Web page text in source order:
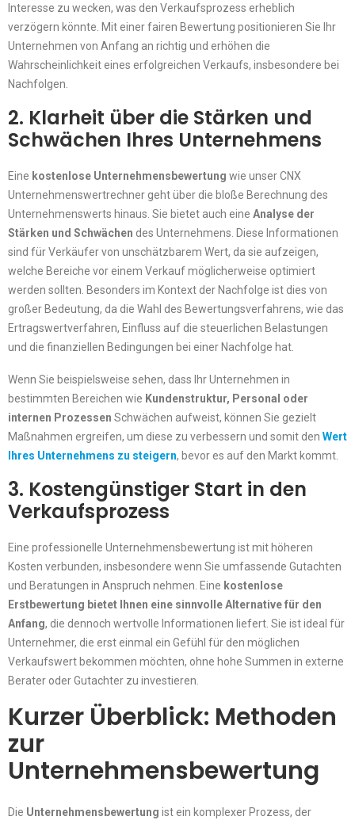
Interesse zu wecken, was den Verkaufsprozess erheblich
verzögern könnte. Mit einer fairen Bewertung positionieren Sie Ihr
Unternehmen von Anfang an richtig und erhöhen die
Wahrscheinlichkeit eines erfolgreichen Verkaufs, insbesondere bei
Nachfolgen.
2. Klarheit über die Stärken und
Schwächen Ihres Unternehmens
Eine kostenlose Unternehmensbewertung wie unser CNX
Unternehmenswertrechner geht über die bloße Berechnung des
Unternehmenswerts hinaus. Sie bietet auch eine Analyse der
Stärken und Schwächen des Unternehmens. Diese Informationen
sind für Verkäufer von unschätzbarem Wert, da sie aufzeigen,
welche Bereiche vor einem Verkauf möglicherweise optimiert
werden sollten. Besonders im Kontext der Nachfolge ist dies von
großer Bedeutung, da die Wahl des Bewertungsverfahrens, wie das
Ertragswertverfahren, Einfluss auf die steuerlichen Belastungen
und die finanziellen Bedingungen bei einer Nachfolge hat.
Wenn Sie beispielsweise sehen, dass Ihr Unternehmen in
bestimmten Bereichen wie Kundenstruktur, Personal oder
internen Prozessen Schwächen aufweist, können Sie gezielt
Maßnahmen ergreifen, um diese zu verbessern und somit den Wert
Ihres Unternehmens zu steigern, bevor es auf den Markt kommt.
3. Kostengünstiger Start in den
Verkaufsprozess
Eine professionelle Unternehmensbewertung ist mit höheren
Kosten verbunden, insbesondere wenn Sie umfassende Gutachten
und Beratungen in Anspruch nehmen. Eine kostenlose
Erstbewertung bietet Ihnen eine sinnvolle Alternative für den
Anfang, die dennoch wertvolle Informationen liefert. Sie ist ideal für
Unternehmer, die erst einmal ein Gefühl für den möglichen
Verkaufswert bekommen möchten, ohne hohe Summen in externe
Berater oder Gutachter zu investieren.
Kurzer Überblick: Methoden
zur
Unternehmensbewertung
Die Unternehmensbewertung ist ein komplexer Prozess, der